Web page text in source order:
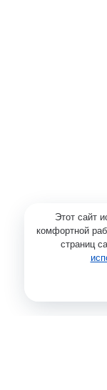
Этот сайт
комфортной
страниц